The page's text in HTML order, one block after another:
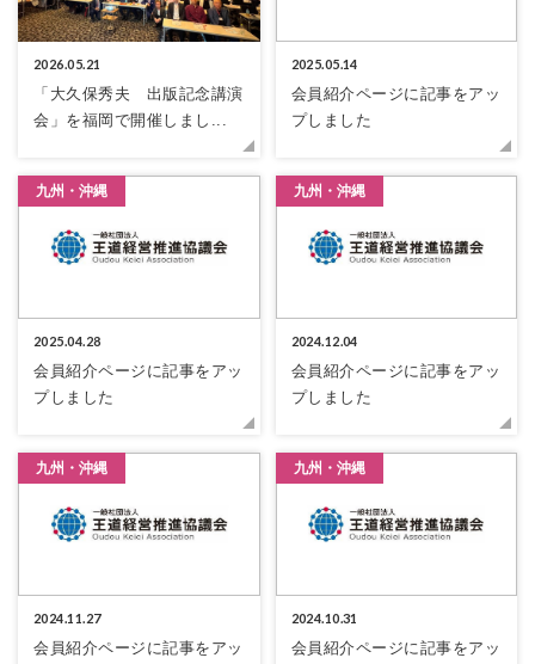
2026.05.21
「大久保秀夫 出版記念講演
会」を福岡で開催しまし...
2025.05.14
会員紹介ページに記事をアッ
プしました
九州・沖縄
2025.04.28
会員紹介ページに記事をアッ
プしました
九州・沖縄
2024.12.04
会員紹介ページに記事をアッ
プしました
九州・沖縄
2024.11.27
会員紹介ページに記事をアッ
九州・沖縄
2024.10.31
会員紹介ページに記事をアッ